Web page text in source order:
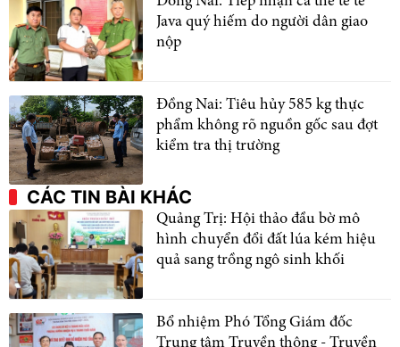
Java quý hiếm do người dân giao
nộp
Đồng Nai: Tiêu hủy 585 kg thực
phẩm không rõ nguồn gốc sau đợt
kiểm tra thị trường
CÁC TIN BÀI KHÁC
Quảng Trị: Hội thảo đầu bờ mô
hình chuyển đổi đất lúa kém hiệu
quả sang trồng ngô sinh khối
Bổ nhiệm Phó Tổng Giám đốc
Trung tâm Truyền thông - Truyền